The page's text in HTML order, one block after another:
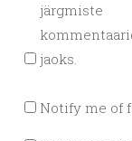
järgmiste
jaoks.
Notify me of